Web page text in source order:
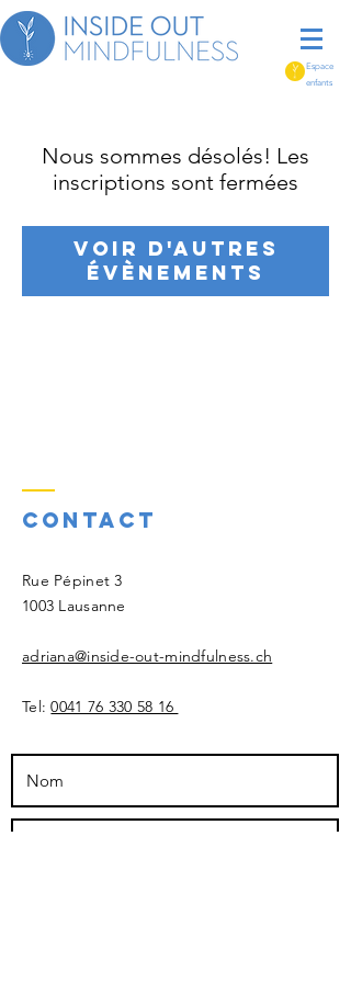
Espace
enfants
Nous sommes désolés! Les
inscriptions sont fermées
Voir d'autres
évènements
Contact
​Rue Pépinet 3
1003 Lausanne
adriana@inside-out-mindfulness.ch
Tel:0041 76 330 58 16